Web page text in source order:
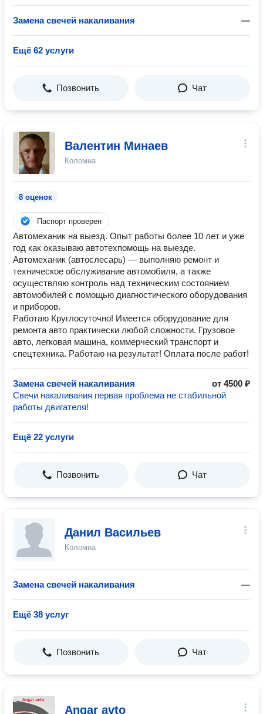
Замена свечей накаливания —
Ещё 62 услуги
Позвонить Чат
Валентин Минаев
Коломна
8 оценок
Паспорт проверен
Автомеханик на выезд. Опыт работы более 10 лет и уже
год как оказываю автотехпомощь на выезде.
Автомеханик (автослесарь) — выполняю ремонт и
техническое обслуживание автомобиля, а также
осуществляю контроль над техническим состоянием
автомобилей с помощью диагностического оборудования
и приборов.
Работаю Круглосуточно! Имеется оборудование для
ремонта авто практически любой сложности. Грузовое
авто, легковая машина, коммерческий транспорт и
спецтехника. Работаю на результат! Оплата после работ!
Замена свечей накаливания
от 4500 ₽
Свечи накаливания первая проблема не стабильной
работы двигателя!
Ещё 22 услуги
Позвонить Чат
Данил Васильев
Коломна
Замена свечей накаливания —
Ещё 38 услуг
Позвонить Чат
Angar avto